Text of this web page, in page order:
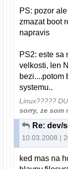
PS: pozor
zmazat boot
napravis
PS2: este sa
velkosti, len
bezi....potom
systemu..
Linux?????
sorry, ze som
Re: dev/
10.03.2008 |
ked mas na